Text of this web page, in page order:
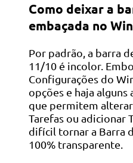
Como deixar a
embaçada no
Por padrão, a barra
11/10 é incolor.
Configurações do
opções e haja
que permitem
Tarefas ou adicionar
difícil tornar a Barra
100% transparente.